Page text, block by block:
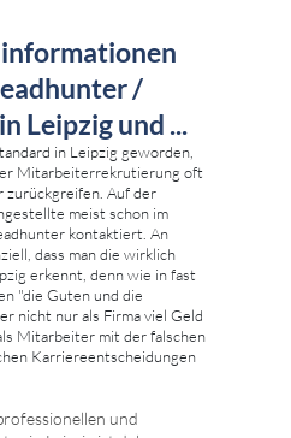
/
Headhunting in Leipzig und ...
in Leipzig geworden,
Auf der
meist schon im
kontaktiert. An
man die wirklich
erkennt, denn wie in fast
"die Guten und die
nicht nur als Firma viel Geld
Mitarbeiter mit der falschen
Karriereentscheidungen
und